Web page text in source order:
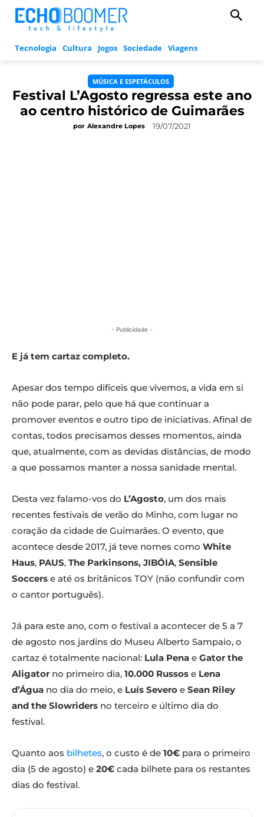
Tecnologia Cultura Jogos Sociedade Viagens
MÚSICA E ESPETÁCULOS
Festival L’Agosto regressa este ano
ao centro histórico de Guimarães
por Alexandre Lopes 19/07/2021
- Publicidade -
E já tem cartaz completo.
Apesar dos tempo difíceis que vivemos, a vida em si
não pode parar, pelo que há que continuar a
promover eventos e outro tipo de iniciativas. Afinal de
contas, todos precisamos desses momentos, ainda
que, atualmente, com as devidas distâncias, de modo
a que possamos manter a nossa sanidade mental.
Desta vez falamo-vos do L’Agosto, um dos mais
recentes festivais de verão do Minho, com lugar no
coração da cidade de Guimarães. O evento, que
acontece desde 2017, já teve nomes como White
Haus, PAUS, The Parkinsons, JIBÓIA, Sensible
Soccers e até os britânicos TOY (não confundir com
o cantor português).
Já para este ano, com o festival a acontecer de 5 a 7
de agosto nos jardins do Museu Alberto Sampaio, o
cartaz é totalmente nacional: Lula Pena e Gator the
Aligator no primeiro dia, 10.000 Russos e Lena
d’Água no dia do meio, e Luís Severo e Sean Riley
and the Slowriders no terceiro e último dia do
festival.
Quanto aos bilhetes, o custo é de 10€ para o primeiro
dia (5 de agosto) e 20€ cada bilhete para os restantes
dias do festival.